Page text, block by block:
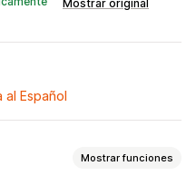
Mostrar original
Español
Mostrar funciones